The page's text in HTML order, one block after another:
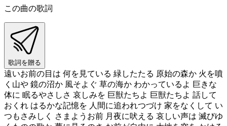
この曲の歌詞
歌詞を贈る
遠いお前の目は 何を見ている 緑したたる 原始の森か 火を噴
く山や 鏡の沼か 風そよぐ 草の海か わかっているよ 巨きな
体に 眠るやさしさ 哀しみを 巨獣たちよ 巨獣たちよ 話して
おくれ はるかな記憶を 人間に追われつづけ 家をなくして い
つもさみしく さまようお前 月夜に吠える 哀しい声は 滅びゆ